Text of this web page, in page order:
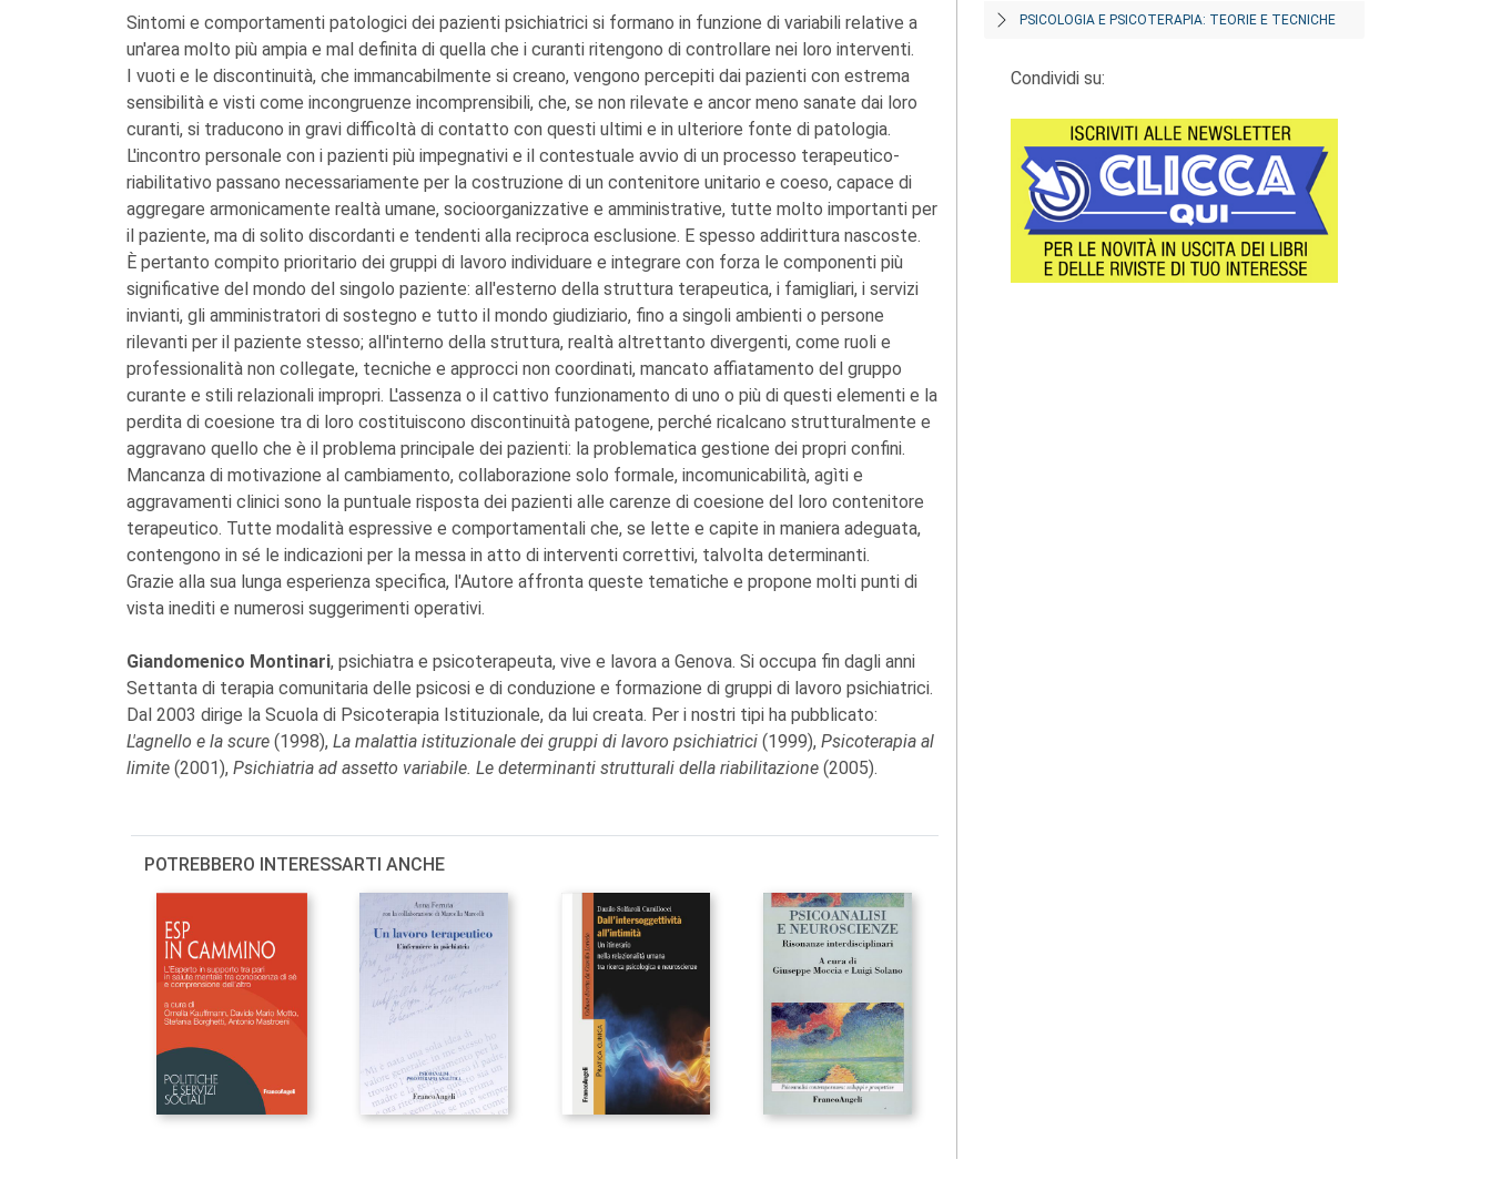
Sintomi e comportamenti patologici dei pazienti psichiatrici si formano in funzione di variabili relative a
un'area molto più ampia e mal definita di quella che i curanti ritengono di controllare nei loro interventi.
I vuoti e le discontinuità, che immancabilmente si creano, vengono percepiti dai pazienti con estrema
sensibilità e visti come incongruenze incomprensibili, che, se non rilevate e ancor meno sanate dai loro
curanti, si traducono in gravi difficoltà di contatto con questi ultimi e in ulteriore fonte di patologia.
L'incontro personale con i pazienti più impegnativi e il contestuale avvio di un processo terapeutico-
riabilitativo passano necessariamente per la costruzione di un contenitore unitario e coeso, capace di
aggregare armonicamente realtà umane, socioorganizzative e amministrative, tutte molto importanti per
il paziente, ma di solito discordanti e tendenti alla reciproca esclusione. E spesso addirittura nascoste.
È pertanto compito prioritario dei gruppi di lavoro individuare e integrare con forza le componenti più
significative del mondo del singolo paziente: all'esterno della struttura terapeutica, i famigliari, i servizi
invianti, gli amministratori di sostegno e tutto il mondo giudiziario, fino a singoli ambienti o persone
rilevanti per il paziente stesso; all'interno della struttura, realtà altrettanto divergenti, come ruoli e
professionalità non collegate, tecniche e approcci non coordinati, mancato affiatamento del gruppo
curante e stili relazionali impropri. L'assenza o il cattivo funzionamento di uno o più di questi elementi e la
perdita di coesione tra di loro costituiscono discontinuità patogene, perché ricalcano strutturalmente e
aggravano quello che è il problema principale dei pazienti: la problematica gestione dei propri confini.
Mancanza di motivazione al cambiamento, collaborazione solo formale, incomunicabilità, agìti e
aggravamenti clinici sono la puntuale risposta dei pazienti alle carenze di coesione del loro contenitore
terapeutico. Tutte modalità espressive e comportamentali che, se lette e capite in maniera adeguata,
contengono in sé le indicazioni per la messa in atto di interventi correttivi, talvolta determinanti.
Grazie alla sua lunga esperienza specifica, l'Autore affronta queste tematiche e propone molti punti di
vista inediti e numerosi suggerimenti operativi.
Giandomenico Montinari, psichiatra e psicoterapeuta, vive e lavora a Genova. Si occupa fin dagli anni
Settanta di terapia comunitaria delle psicosi e di conduzione e formazione di gruppi di lavoro psichiatrici.
Dal 2003 dirige la Scuola di Psicoterapia Istituzionale, da lui creata. Per i nostri tipi ha pubblicato:
L'agnello e la scure (1998), La malattia istituzionale dei gruppi di lavoro psichiatrici (1999), Psicoterapia al
limite (2001), Psichiatria ad assetto variabile. Le determinanti strutturali della riabilitazione (2005).
POTREBBERO INTERESSARTI ANCHE
PSICOLOGIA E PSICOTERAPIA: TEORIE E TECNICHE
Condividi su: